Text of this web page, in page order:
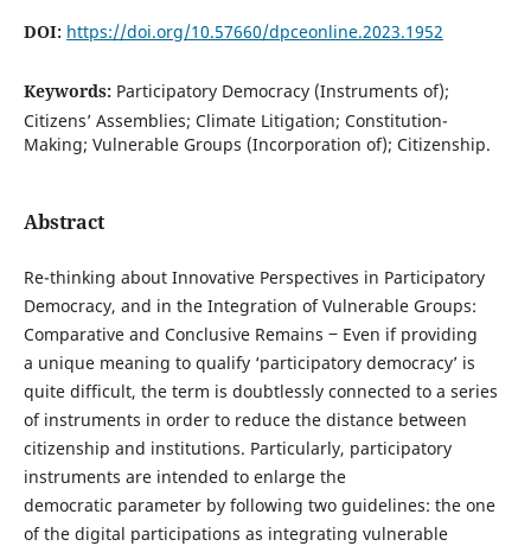
DOI: https://doi.org/10.57660/dpceonline.2023.1952
Keywords: Participatory Democracy (Instruments of);
Citizens’ Assemblies; Climate Litigation; Constitution-
Making; Vulnerable Groups (Incorporation of); Citizenship.
Abstract
Re-thinking about Innovative Perspectives in Participatory
Democracy, and in the Integration of Vulnerable Groups:
Comparative and Conclusive Remains ‒ Even if providing
a unique meaning to qualify ‘participatory democracy’ is
quite difficult, the term is doubtlessly connected to a series
of instruments in order to reduce the distance between
citizenship and institutions. Particularly, participatory
instruments are intended to enlarge the
democratic parameter by following two guidelines: the one
of the digital participations as integrating vulnerable